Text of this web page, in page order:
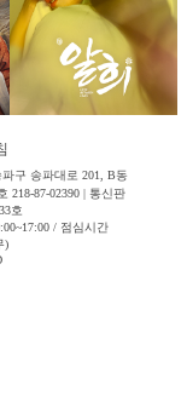
구 송파대로 201, B동
218-87-02390 | 통신판
호
/ 점심시간
)